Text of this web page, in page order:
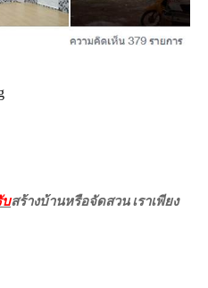
บสร้างบ้านหรือจัดสวน เราเพียง